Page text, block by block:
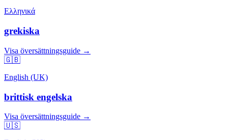
Ελληνικά
grekiska
Visa översättningsguide →
🇬🇧
English (UK)
brittisk engelska
Visa översättningsguide →
🇺🇸